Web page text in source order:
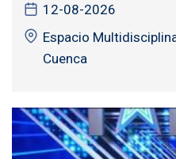
12-08-2026
Espacio
Cuenca